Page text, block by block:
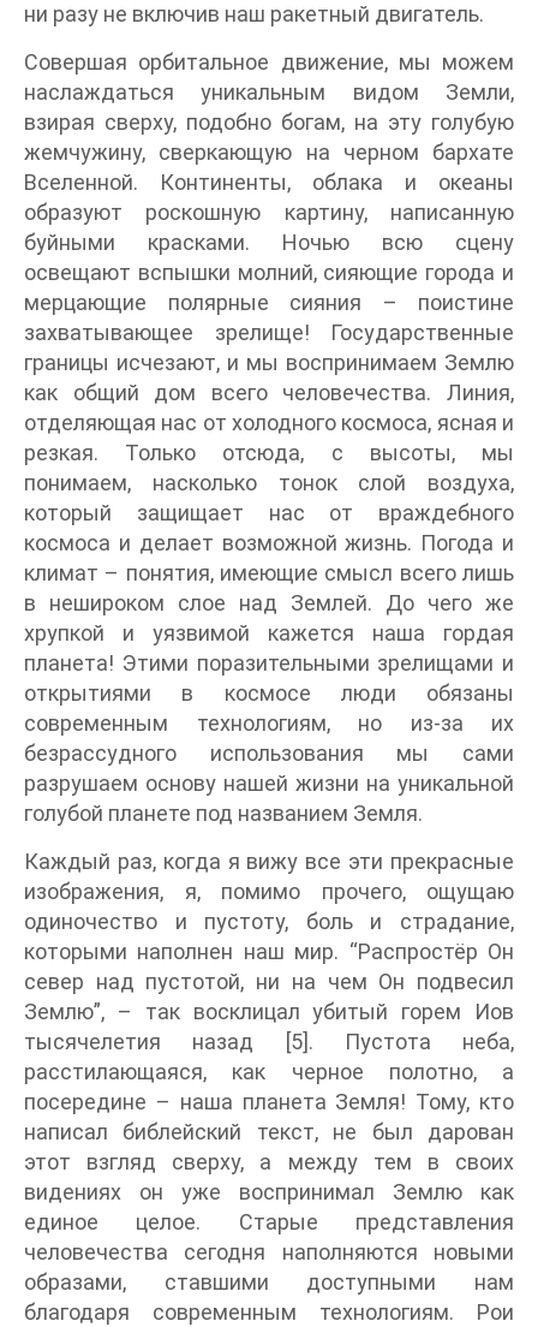
ни разу не включив наш ракетный двигатель.
Совершая орбитальное движение, мы можем
наслаждаться уникальным видом Земли,
взирая сверху, подобно богам, на эту голубую
жемчужину, сверкающую на черном бархате
Вселенной. Континенты, облака и океаны
образуют роскошную картину, написанную
буйными красками. Ночью всю сцену
освещают вспышки молний, сияющие города и
мерцающие полярные сияния – поистине
захватывающее зрелище! Государственные
границы исчезают, и мы воспринимаем Землю
как общий дом всего человечества. Линия,
отделяющая нас от холодного космоса, ясная и
резкая. Только отсюда, с высоты, мы
понимаем, насколько тонок слой воздуха,
который защищает нас от враждебного
космоса и делает возможной жизнь. Погода и
климат – понятия, имеющие смысл всего лишь
в нешироком слое над Землей. До чего же
хрупкой и уязвимой кажется наша гордая
планета! Этими поразительными зрелищами и
открытиями в космосе люди обязаны
современным технологиям, но из‐за их
безрассудного использования мы сами
разрушаем основу нашей жизни на уникальной
голубой планете под названием Земля.
Каждый раз, когда я вижу все эти прекрасные
изображения, я, помимо прочего, ощущаю
одиночество и пустоту, боль и страдание,
которыми наполнен наш мир. “Распростёр Он
север над пустотой, ни на чем Он подвесил
Землю”, – так восклицал убитый горем Иов
тысячелетия назад [5]. Пустота неба,
расстилающаяся, как черное полотно, а
посередине – наша планета Земля! Тому, кто
написал библейский текст, не был дарован
этот взгляд сверху, а между тем в своих
видениях он уже воспринимал Землю как
единое целое. Старые представления
человечества сегодня наполняются новыми
образами, ставшими доступными нам
благодаря современным технологиям. Рои